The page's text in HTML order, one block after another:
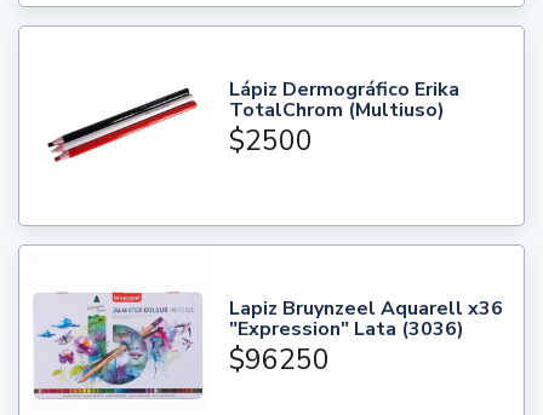
Lápiz Dermográfico Erika
TotalChrom (Multiuso)
$2500
Lapiz Bruynzeel Aquarell x36
"Expression" Lata (3036)
$96250